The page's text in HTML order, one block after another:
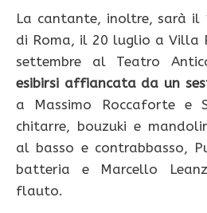
La cantante, inoltre, sarà il
di Roma, il 20 luglio a Villa
settembre al Teatro
esibirsi affiancata da un
a Massimo Roccaforte e
chitarre, bouzuki e
al basso e contrabbasso,
batteria e Marcello
flauto.